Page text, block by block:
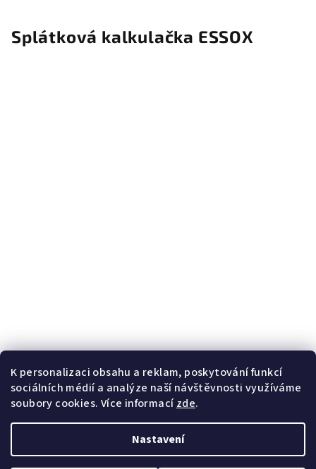
K personalizaci obsahu a reklam, poskytování funkcí
sociálních médií a analýze naší návštěvnosti využíváme
soubory cookies. Více informacízde.
Nastavení
Splátková kalkulačka ESSOX